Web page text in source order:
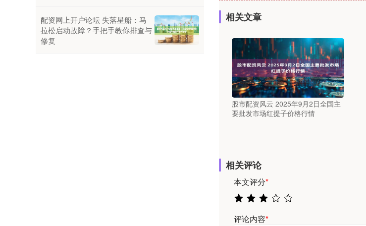
相关文章
股市配资风云 2025年9月2日全国主
要批发市场红提子价格行情
相关评论
本文评分*
评论内容*
配资网上开户论坛 失落星船：马
拉松启动故障？手把手教你排查与
修复